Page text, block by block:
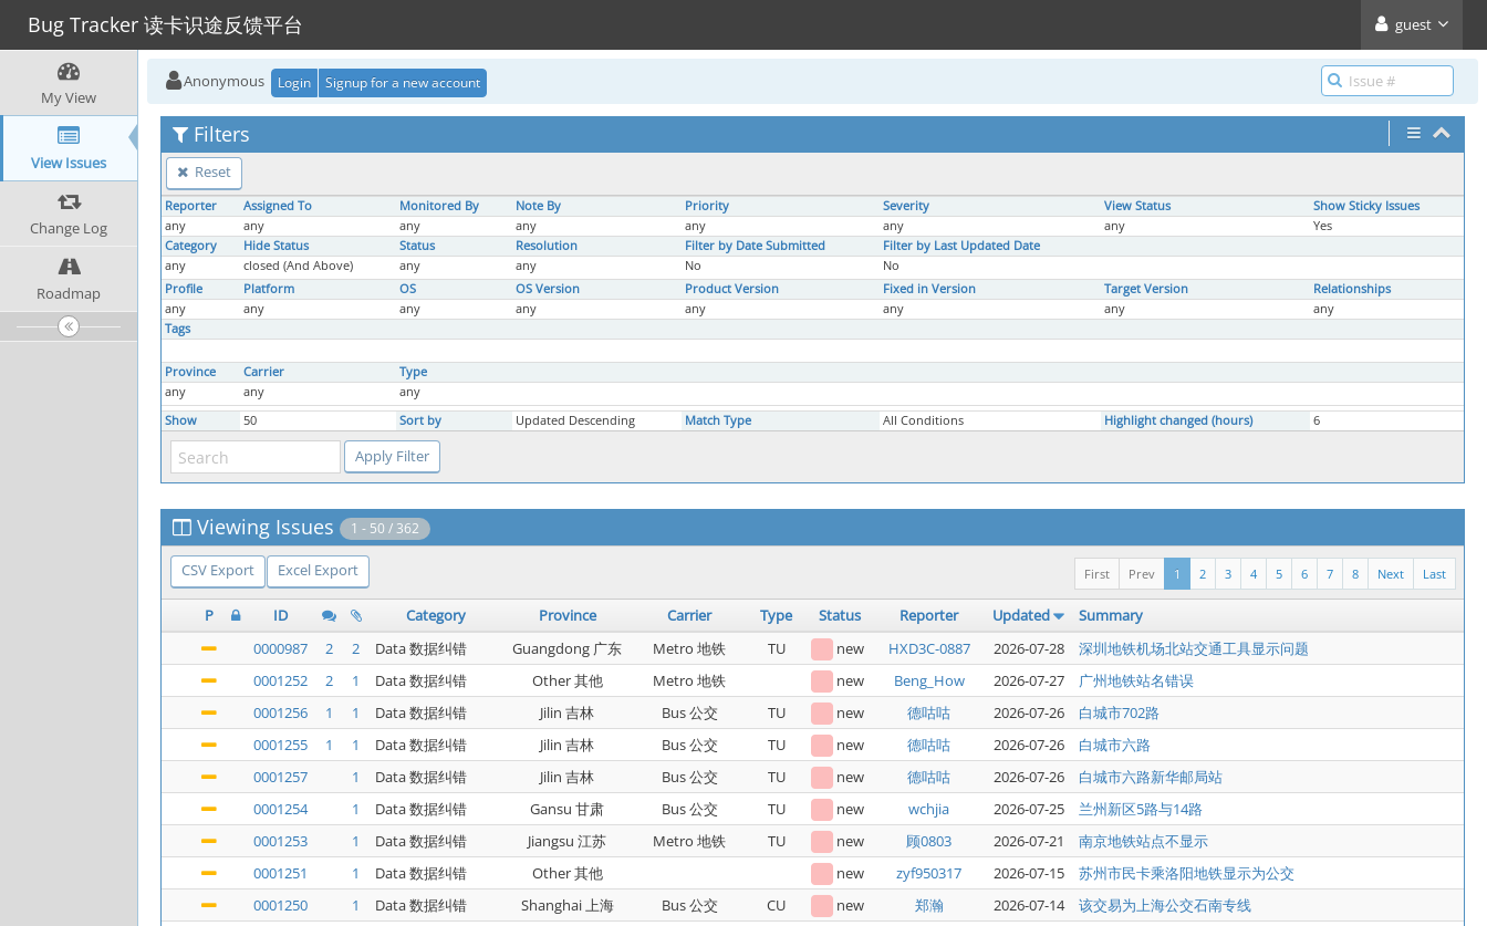
Bug Tracker 读卡识途反馈平台 guest
My View
View Issues
Change Log
Roadmap
Anonymous Login Signup for a new account
Filters
Reset
Reporter Assigned To Monitored By Note By Priority Severity View Status
Show Sticky Issues
any
any any any any any any
Yes
Category
Hide Status Status Resolution Filter by Date Submitted
Filter by Last Updated Date
any
closed (And Above) any any No
No
Profile
Platform OS OS Version Product Version Fixed in Version Target Version
Relationships
any
any any any any any any
any
Tags
Province Carrier
Type
any
any
any
Show
50 Sort by Updated Descending Match Type All Conditions Highlight changed (hours) 6
Viewing Issues 1 - 50 / 362
CSV Export Excel Export Last
Next
8
7
6
5
4
3
2
1
Prev
First
P ID Category Province Carrier Type Status Reporter Updated
Summary
0000987
2 2 Data 数据纠错 Guangdong 广东 Metro 地铁 TU new HXD3C-0887 2026-07-28
深圳地铁机场北站交通工具显示问题
0001252
2 1 Data 数据纠错 Other 其他 Metro 地铁 new Beng_How 2026-07-27
广州地铁站名错误
0001256
1 1 Data 数据纠错 Jilin 吉林 Bus 公交 TU new 德咕咕 2026-07-26
白城市702路
0001255
1 1 Data 数据纠错 Jilin 吉林 Bus 公交 TU new 德咕咕 2026-07-26
白城市六路
0001257
1 Data 数据纠错 Jilin 吉林 Bus 公交 TU new 德咕咕 2026-07-26
白城市六路新华邮局站
0001254
1 Data 数据纠错 Gansu 甘肃 Bus 公交 TU new wchjia 2026-07-25
兰州新区5路与14路
0001253
1 Data 数据纠错 Jiangsu 江苏 Metro 地铁 TU new 顾0803 2026-07-21
南京地铁站点不显示
0001251
1 Data 数据纠错 Other 其他 new zyf950317 2026-07-15
苏州市民卡乘洛阳地铁显示为公交
0001250
1 Data 数据纠错 Shanghai 上海 Bus 公交 CU new 郑瀚 2026-07-14
该交易为上海公交石南专线